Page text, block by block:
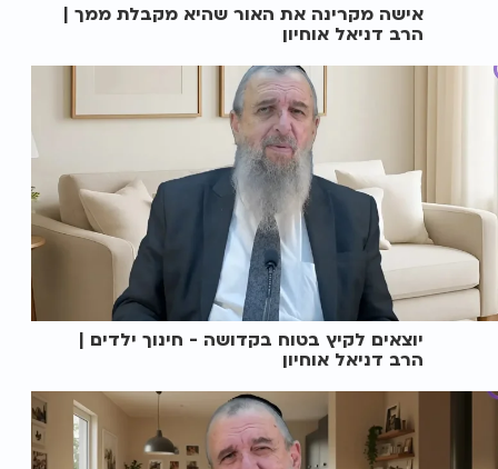
אישה מקרינה את האור שהיא מקבלת ממך |
הרב דניאל אוחיון
יוצאים לקיץ בטוח בקדושה - חינוך ילדים |
הרב דניאל אוחיון